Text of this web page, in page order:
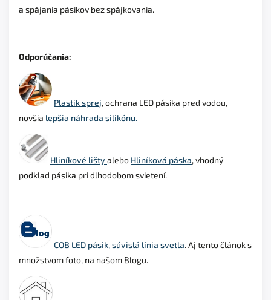
a spájania pásikov bez spájkovania.
Odporúčania:
Plastik sprej, ochrana LED pásika pred vodou,
novšia lepšia náhrada silikónu.
Hliníkové lišty alebo Hliníková páska, vhodný
podklad pásika pri dlhodobom svietení.
COB LED pásik, súvislá línia svetla. Aj tento článok s
množstvom foto, na našom Blogu.